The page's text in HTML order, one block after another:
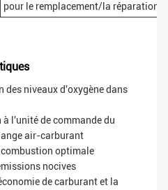
pour le remplacement/la
des niveaux d'oxygène dans
l'unité de commande du
air-carburant
optimale
nocives
de carburant et la